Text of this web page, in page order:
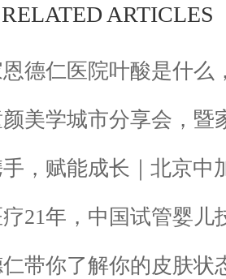
RELATED ARTICLES
德仁医院叶酸是什么
美学城市分享会，暨
带你了解你的皮肤